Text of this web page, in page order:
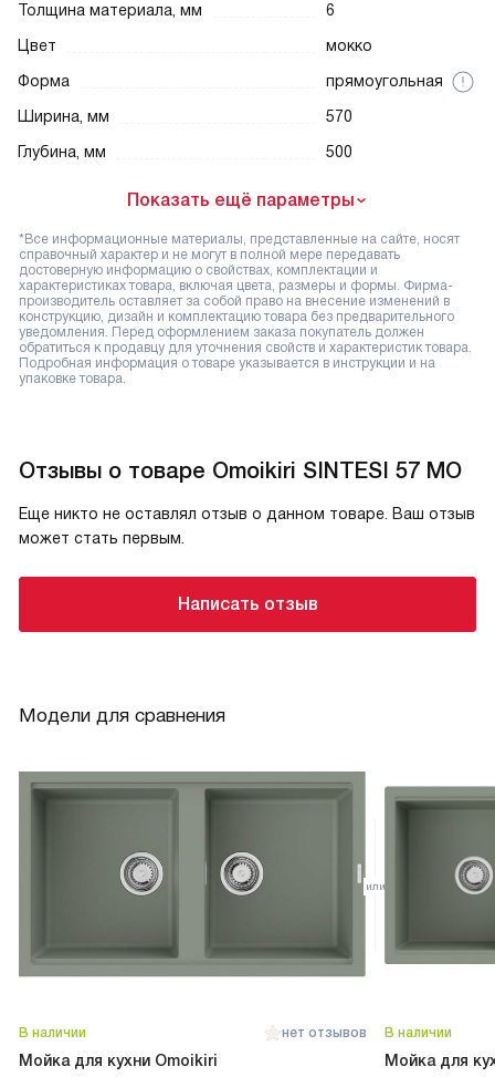
Толщина материала, мм
6
Цвет
мокко
Форма
прямоугольная
Ширина, мм
570
Глубина, мм
500
Показать ещё параметры
*Все информационные материалы, представленные на сайте, носят
справочный характер и не могут в полной мере передавать
достоверную информацию о свойствах, комплектации и
характеристиках товара, включая цвета, размеры и формы. Фирма-
производитель оставляет за собой право на внесение изменений в
конструкцию, дизайн и комплектацию товара без предварительного
уведомления. Перед оформлением заказа покупатель должен
обратиться к продавцу для уточнения свойств и характеристик товара.
Подробная информация о товаре указывается в инструкции и на
упаковке товара.
Отзывы о товаре Omoikiri SINTESI 57 MO
Еще никто не оставлял отзыв о данном товаре. Ваш отзыв
может стать первым.
Написать отзыв
Модели для сравнения
В наличии нет отзывов
Мойка для кухни Omoikiri
В наличии
Мойка для